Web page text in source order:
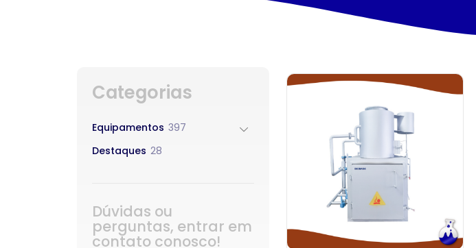
Categorias
Equipamentos 397
Destaques 28
Dúvidas ou
perguntas, entrar em
contato conosco!